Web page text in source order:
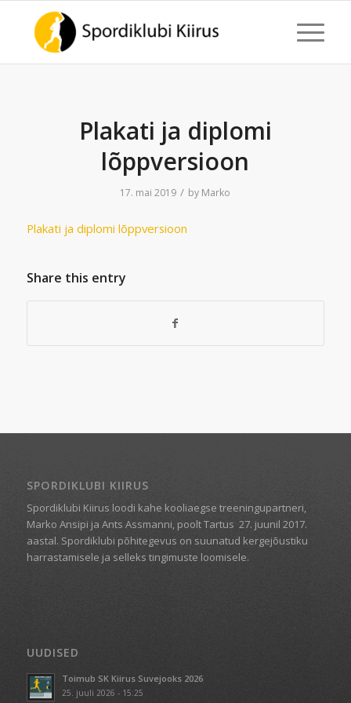
Plakati ja diplomi
lõppversioon
17. mai 2019 / by Marko
Plakati ja diplomi lõppversioon
Share this entry
SPORDIKLUBI KIIRUS
Spordiklubi Kiirus loodi kahe kooliaegse treeningupartneri,
Marko Ansipi ja Ants Assmanni, poolt Tartus 27. juunil 2017.
aastal. Spordiklubi põhitegevus on suunatud kergejõustiku
harrastamisele ja selleks tingimuste loomisele.
UUDISED
Toimub SK Kiirus Suvejooks 2026
25. juuli 2026 - 15:25